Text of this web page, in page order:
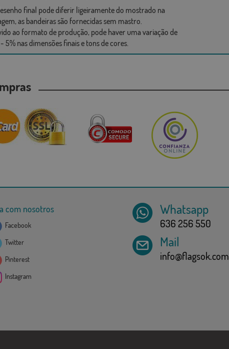
final pode diferir ligeiramente do mostrado na
as bandeiras são fornecidas sem mastro.
ao formato de produção, pode haver uma variação de
5% nas dimensões finais e tons de cores.
com nosotros
Facebook
Twitter
Pinterest
Instagram
Whatsapp
636 256 550
Mail
info@flagsok.com